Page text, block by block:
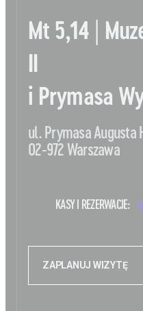
Mt 5,14 |
i Prymasa
ul. Prymasa Augusta
02-972 Warszawa
KASY I REZERWACJE:
ZAPLANUJ WIZYTĘ